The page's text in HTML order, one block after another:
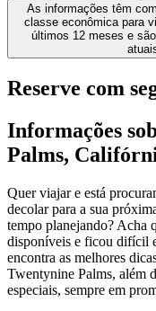
As informações têm
classe econômica para
últimos 12 meses e
Reserve com
Informações
Palms,
Quer viajar e está
decolar para a sua
tempo planejando? Acha
disponíveis e ficou difícil
encontra as melhores
Twentynine Palms, além
especiais, sempre em